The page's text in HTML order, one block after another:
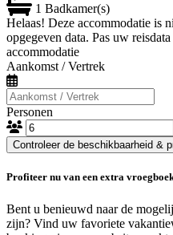
1 Badkamer(s)
Helaas! Deze accommodatie is
opgegeven data. Pas uw
accommodatie
Aankomst / Vertrek
Personen
Controleer de beschikbaarheid &
Profiteer nu van een extra
Bent u benieuwd naar de
zijn? Vind uw favoriete